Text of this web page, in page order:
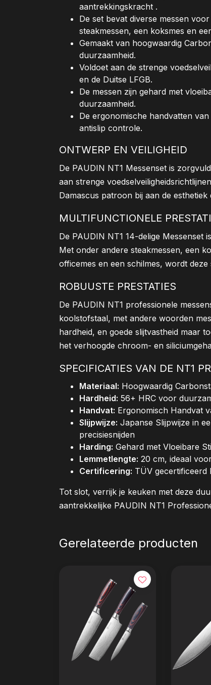
aantrekkingskracht .
De set bevat diverse messen
steakmessen, een koksmes en
Gemaakt van hoogwaardig
duurzaamheid.
Voldoet aan de strenge
en de Duitse LFGB.
De messen zijn gehard met
duurzaamheid.
De ergonomische handvatten
antislip controle.
ONTWERP EN VEILIGHEID
De PAUDIN NT1 Messenset is
aan strenge
Damascus patroon bij aan de esthetiek
MULTIFUNCTIONELE
De PAUDIN NT1 14-delige
Met onder andere steakmessen, een
officemes en een schilmes, wordt
ROBUUSTE PRESTATIES
De PAUDIN NT1 professionele
koolstofstaal, met andere woorden
hardheid, en goede slijtvastheid maar
het verhoogde chroom- en
SPECIFICATIES VAN DE NT1
Materiaal: Hoogwaardig
Hardheid: 56+ HRC voor
Handvat: Ergonomisch Handvat
Slijpwijze: Japanse Slijpwijze in
precisiesnijden
Harding: Gehard met Vloeibare
Lemmetlengte: 20 cm, ideaal
Certificering: TÜV gecertificeerd
Tot slot, verrijk je keuken met deze
aantrekkelijke PAUDIN NT1
Gerelateerde producten